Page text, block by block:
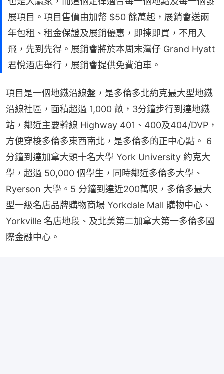
展項目。項目售價由加幣 $50 餘萬起，展銷會送兩
年包租、租金保證及展銷優惠，即揀即買，不用入
飛，先到先得。展銷會將於本周末灣仔 Grand Hyatt
君悅酒店舉行，展銷會提供免費泊車。
項目是一個地鐵沿線盤，是多倫多北約克最大型地鐵
沿線社區，面積超過 1,000 畝，3分鐘步行到達地鐵
站，鄰近主要幹線 Highway 401、400及404/DVP，
方便穿梭多倫多東西南北，是多倫多的正中心點。 6
分鐘到達加拿大頭十名大學 York University 約克大
學，超過 50,000 個學生，同時鄰近多倫多大學、
Ryerson 大學。5 分鐘到達近200萬呎，多倫多最大
型一級名店品牌購物商場 Yorkdale Mall 購物中心、
Yorkville 名店地段、及北美第二加拿大第一多倫多國
際金融中心。